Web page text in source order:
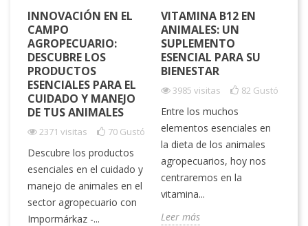
INNOVACIÓN EN EL
CAMPO
AGROPECUARIO:
DESCUBRE LOS
PRODUCTOS
ESENCIALES PARA EL
CUIDADO Y MANEJO
DE TUS ANIMALES
2371 visitas 70 Gustó
Descubre los productos
esenciales en el cuidado y
manejo de animales en el
sector agropecuario con
Impormárkaz -...
VITAMINA B12 EN
ANIMALES: UN
SUPLEMENTO
ESENCIAL PARA SU
BIENESTAR
3985 visitas 82 Gustó
Entre los muchos
elementos esenciales en
la dieta de los animales
agropecuarios, hoy nos
centraremos en la
vitamina...
Leer más